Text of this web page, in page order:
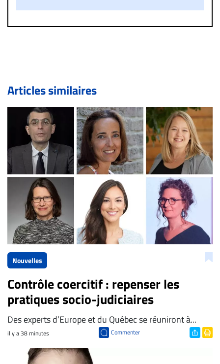
un commentaire publié sur le site vous dérange, prenez
immédiatement contact par courriel (info@droit-
de validation, un droit de réponse.
Bien à vous,
La Rédaction de Droit-inc.com
Articles similaires
Nouvelles
Contrôle coercitif : repenser les
pratiques socio-judiciaires
Des experts d’Europe et du Québec se réuniront à...
il y a 38 minutes Commenter